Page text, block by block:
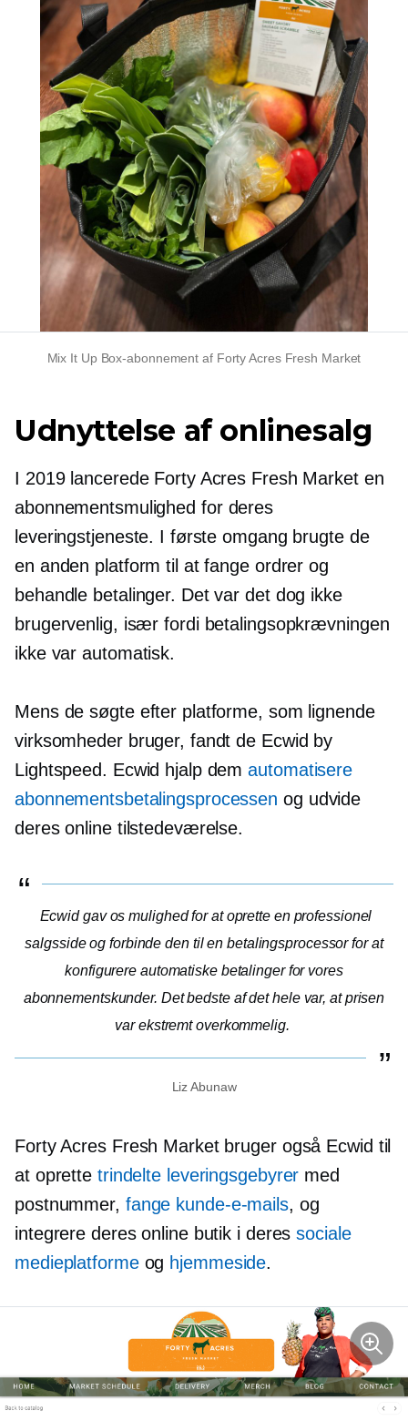
Mix It Up Box-abonnement af Forty Acres Fresh Market
Udnyttelse af onlinesalg
I 2019 lancerede Forty Acres Fresh Market en
abonnementsmulighed for deres
leveringstjeneste. I første omgang brugte de
en anden platform til at fange ordrer og
behandle betalinger. Det var det dog ikke
brugervenlig, især fordi betalingsopkrævningen
ikke var automatisk.
Mens de søgte efter platforme, som lignende
virksomheder bruger, fandt de Ecwid by
Lightspeed. Ecwid hjalp demautomatisere
abonnementsbetalingsprocessen og udvide
deres online tilstedeværelse.
Ecwid gav os mulighed for at oprette en professionel
salgsside og forbinde den til en betalingsprocessor for at
konfigurere automatiske betalinger for vores
abonnementskunder. Det bedste af det hele var, at prisen
var ekstremt overkommelig.
Liz Abunaw
Forty Acres Fresh Market bruger også Ecwid til
at oprette trindelte leveringsgebyrer med
postnummer, fange kunde-e-mails, og
integrere deres online butik i deressociale
medieplatformeog hjemmeside.